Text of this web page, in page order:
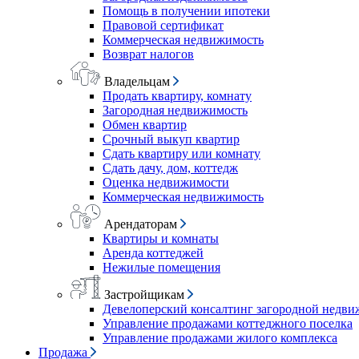
Помощь в получении ипотеки
Правовой сертификат
Коммерческая недвижимость
Возврат налогов
Владельцам
Продать квартиру, комнату
Загородная недвижимость
Обмен квартир
Срочный выкуп квартир
Сдать квартиру или комнату
Сдать дачу, дом, коттедж
Оценка недвижимости
Коммерческая недвижимость
Арендаторам
Квартиры и комнаты
Аренда коттеджей
Нежилые помещения
Застройщикам
Девелоперский консалтинг загородной
Управление продажами коттеджного поселка
Управление продажами жилого комплекса
Продажа